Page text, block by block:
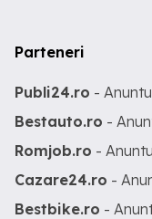
Parteneri
Publi24.ro -
Bestauto.ro -
Romjob.ro -
Cazare24.ro -
Bestbike.ro -